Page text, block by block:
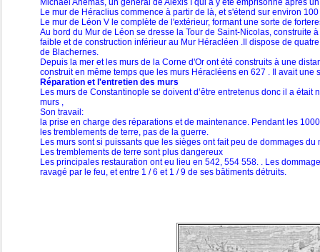
Michael Anemas, un général de Alexis I qui a y été emprisonné après
Le mur de Héraclius commence à partir de là, et s'étend sur environ
Le mur de Léon V le complète de l'extérieur, formant une sorte de
Au bord du Mur de Léon se dresse la Tour de Saint-Nicolas,
faible et de construction inférieur au Mur Héracléen .Il dispose de
de Blachernes.
Depuis la mer et les murs de la Corne d'Or ont été construits à une
construit en même temps que les murs Héracléens en 627 . Il avait une
Réparation et l'entretien des murs
Les murs de Constantinople se doivent d’être entretenus donc il a
murs ,
Son travail:
la prise en charge des réparations et de maintenance. Pendant les
les tremblements de terre, pas de la guerre.
Les murs sont si puissants que les sièges ont fait peu de dommages du
Les tremblements de terre sont plus dangereux
Les principales restauration ont eu lieu en 542, 554 558. . Les
ravagé par le feu, et entre 1 / 6 et 1 / 9 de ses bâtiments détruits.